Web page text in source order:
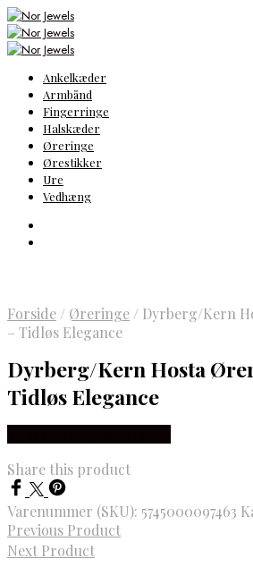
Ankelkæder
Armbånd
Fingerringe
Halskæder
Øreringe
Ørestikker
Ure
Vedhæng
Forside / Øreringe / Dyrberg/Kern
– Tidløs Elegance
Dyrberg/Kern Hosta
Tidløs Elegance
Share this product
Varenummer (SKU): 5745000097463
Previous Product
Next Product